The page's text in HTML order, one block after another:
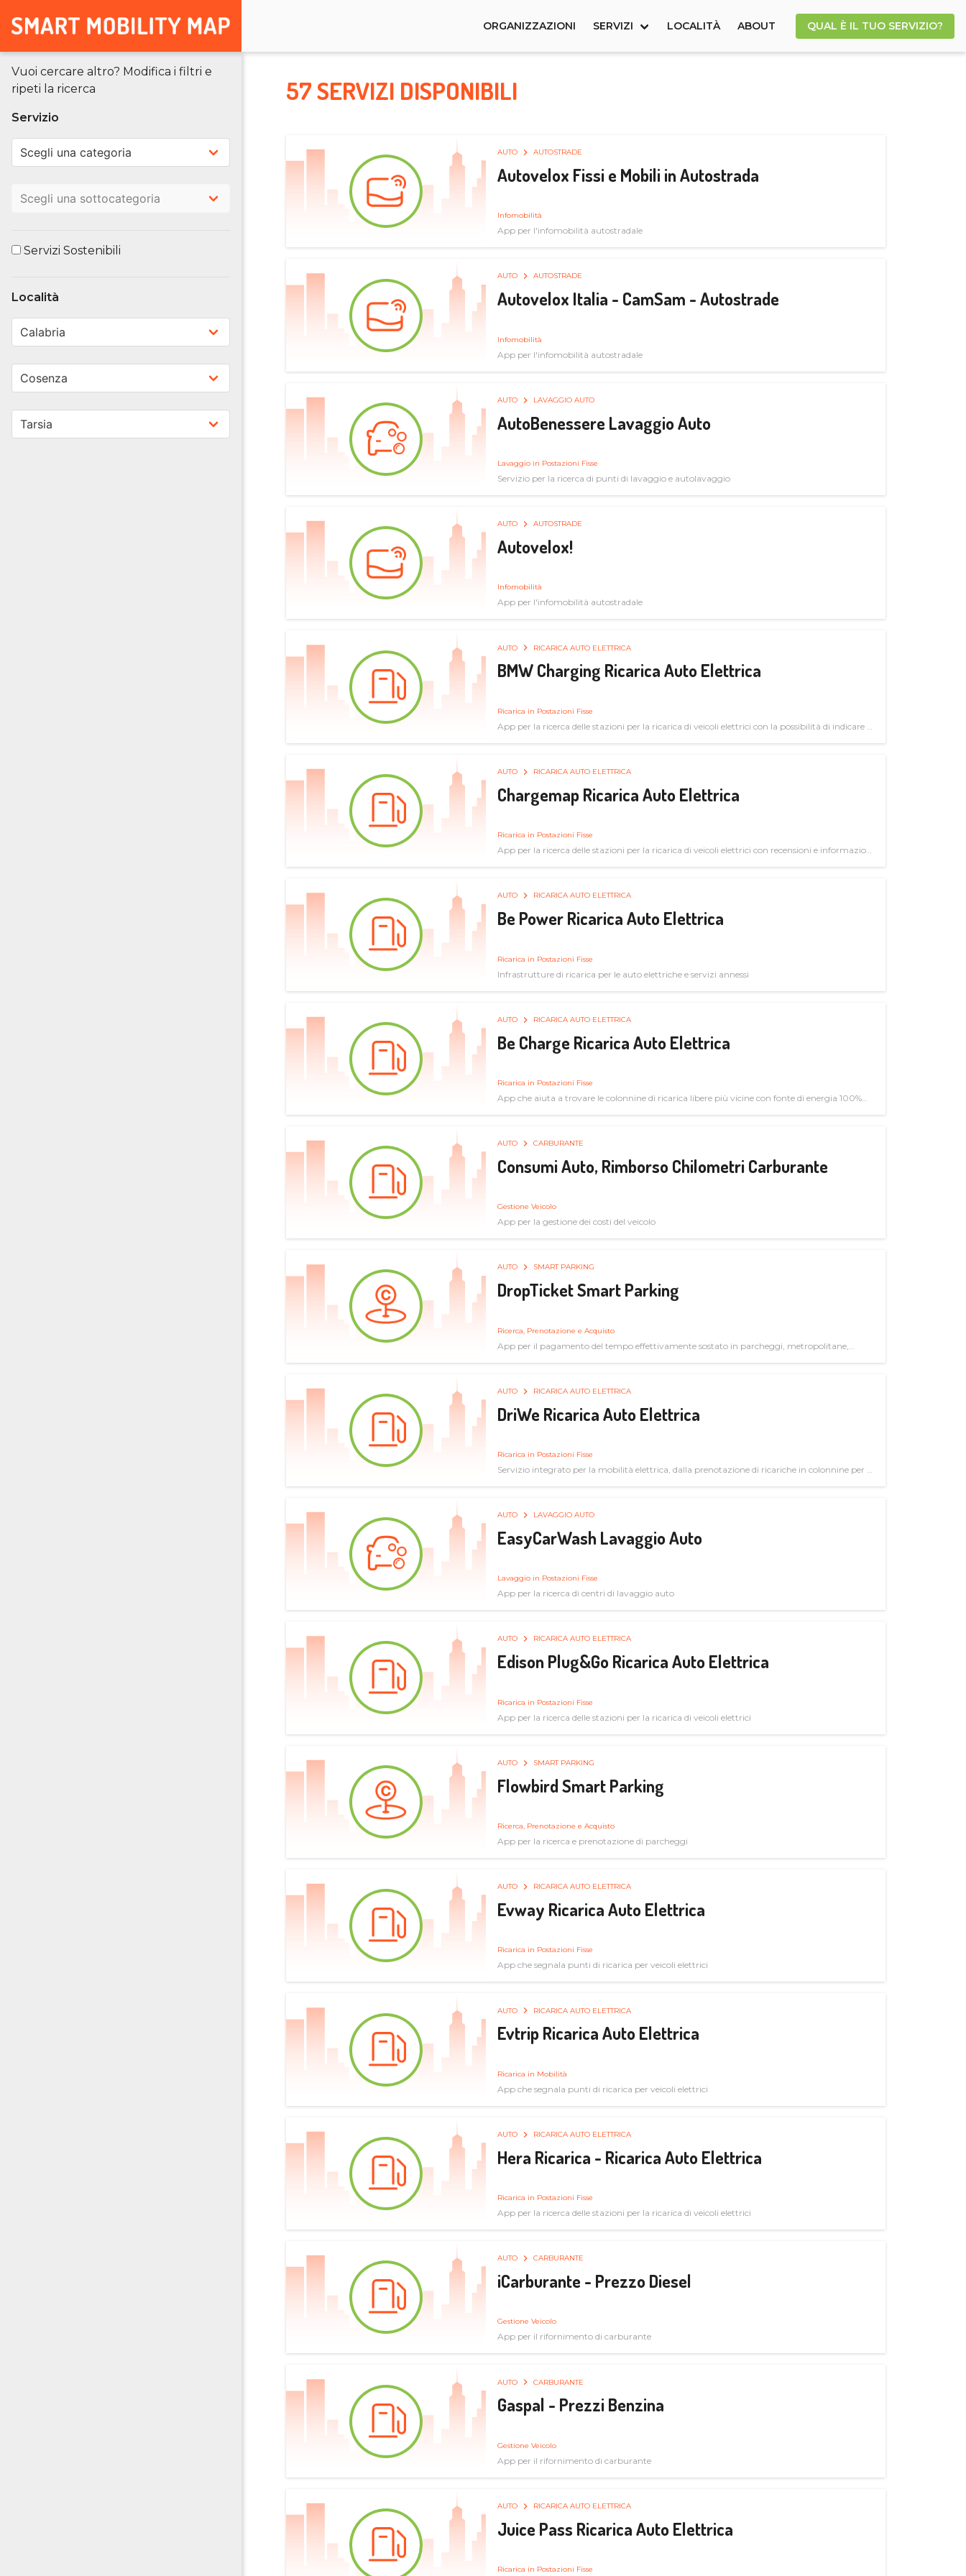
ORGANIZZAZIONI SERVIZI LOCALITÀ ABOUT QUAL È IL TUO SERVIZIO?
Vuoi cercare altro? Modifica i filtri e
ripeti la ricerca
Servizio
Servizi Sostenibili
Località
57 SERVIZI DISPONIBILI
AUTO AUTOSTRADE
Autovelox Fissi e Mobili in Autostrada
Infomobilità
App per l'infomobilità autostradale
AUTO AUTOSTRADE
Autovelox Italia - CamSam - Autostrade
Infomobilità
App per l'infomobilità autostradale
AUTO LAVAGGIO AUTO
AutoBenessere Lavaggio Auto
Lavaggio in Postazioni Fisse
Servizio per la ricerca di punti di lavaggio e autolavaggio
AUTO AUTOSTRADE
Autovelox!
Infomobilità
App per l'infomobilità autostradale
AUTO RICARICA AUTO ELETTRICA
BMW Charging Ricarica Auto Elettrica
Ricarica in Postazioni Fisse
App per la ricerca delle stazioni per la ricarica di veicoli elettrici con la possibilità di indicare le
AUTO RICARICA AUTO ELETTRICA
Chargemap Ricarica Auto Elettrica
Ricarica in Postazioni Fisse
App per la ricerca delle stazioni per la ricarica di veicoli elettrici con recensioni e informazioni
AUTO RICARICA AUTO ELETTRICA
Be Power Ricarica Auto Elettrica
Ricarica in Postazioni Fisse
Infrastrutture di ricarica per le auto elettriche e servizi annessi
AUTO RICARICA AUTO ELETTRICA
Be Charge Ricarica Auto Elettrica
Ricarica in Postazioni Fisse
App che aiuta a trovare le colonnine di ricarica libere più vicine con fonte di energia 100%
AUTO CARBURANTE
Consumi Auto, Rimborso Chilometri Carburante
Gestione Veicolo
App per la gestione dei costi del veicolo
AUTO SMART PARKING
DropTicket Smart Parking
Ricerca, Prenotazione e Acquisto
App per il pagamento del tempo effettivamente sostato in parcheggi, metropolitane,
AUTO RICARICA AUTO ELETTRICA
DriWe Ricarica Auto Elettrica
Ricarica in Postazioni Fisse
Servizio integrato per la mobilità elettrica, dalla prenotazione di ricariche in colonnine per il
AUTO LAVAGGIO AUTO
EasyCarWash Lavaggio Auto
Lavaggio in Postazioni Fisse
App per la ricerca di centri di lavaggio auto
AUTO RICARICA AUTO ELETTRICA
Edison Plug&Go Ricarica Auto Elettrica
Ricarica in Postazioni Fisse
App per la ricerca delle stazioni per la ricarica di veicoli elettrici
AUTO SMART PARKING
Flowbird Smart Parking
Ricerca, Prenotazione e Acquisto
App per la ricerca e prenotazione di parcheggi
AUTO RICARICA AUTO ELETTRICA
Evway Ricarica Auto Elettrica
Ricarica in Postazioni Fisse
App che segnala punti di ricarica per veicoli elettrici
AUTO RICARICA AUTO ELETTRICA
Evtrip Ricarica Auto Elettrica
Ricarica in Mobilità
App che segnala punti di ricarica per veicoli elettrici
AUTO RICARICA AUTO ELETTRICA
Hera Ricarica - Ricarica Auto Elettrica
Ricarica in Postazioni Fisse
App per la ricerca delle stazioni per la ricarica di veicoli elettrici
AUTO CARBURANTE
iCarburante - Prezzo Diesel
Gestione Veicolo
App per il rifornimento di carburante
AUTO CARBURANTE
Gaspal - Prezzi Benzina
Gestione Veicolo
App per il rifornimento di carburante
AUTO RICARICA AUTO ELETTRICA
Juice Pass Ricarica Auto Elettrica
Ricarica in Postazioni Fisse